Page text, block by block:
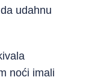
udahnu
noći imali